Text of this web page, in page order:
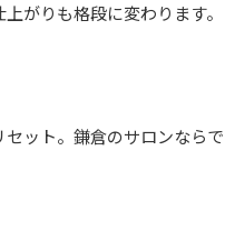
がりも格段に変わります。
ット。鎌倉のサロンなら